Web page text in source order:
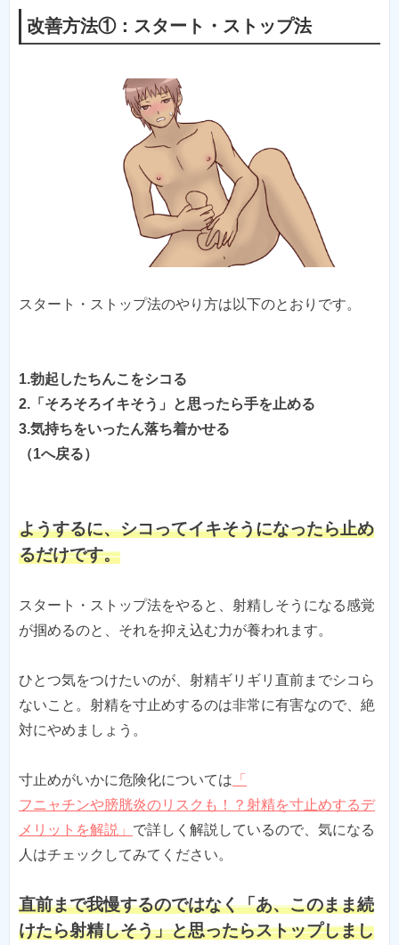
改善方法①：スタート・ストップ法
スタート・ストップ法のやり方は以下のとおりです。
1.勃起したちんこをシコる
2.「そろそろイキそう」と思ったら手を止める
3.気持ちをいったん落ち着かせる
ようするに、シコってイキそうになったら止め
るだけです。
スタート・ストップ法をやると、射精しそうになる感覚
が掴めるのと、それを抑え込む力が養われます。
ひとつ気をつけたいのが、射精ギリギリ直前までシコら
ないこと。射精を寸止めするのは非常に有害なので、絶
対にやめましょう。
寸止めがいかに危険化については 「
フニャチンや膀胱炎のリスクも！？射精を寸止めするデ
メリットを解説」 で詳しく解説しているので、気になる
人はチェックしてみてください。
直前まで我慢するのではなく「あ、このまま続
けたら射精しそう」と思ったらストップしまし